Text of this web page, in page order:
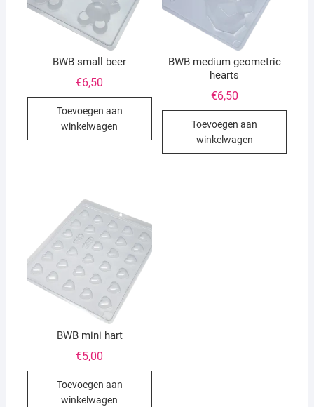
BWB small beer
€6,50
Toevoegen aan
winkelwagen
BWB medium geometric
hearts
€6,50
Toevoegen aan
winkelwagen
BWB mini hart
€5,00
Toevoegen aan
winkelwagen